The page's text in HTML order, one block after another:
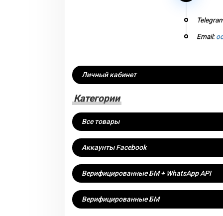
Email:
Личный кабинет
Категории
Все товары
Аккаунты Facebook
Верифицированные БМ + WhatsApp API
Верифицированные БМ